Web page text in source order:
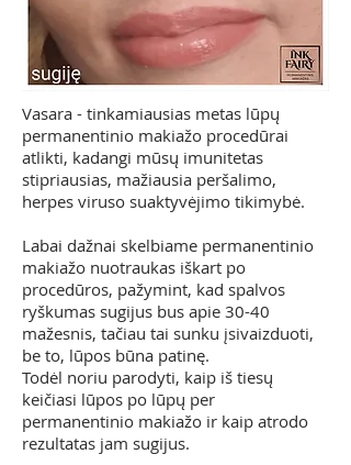
Vasara - tinkamiausias metas lūpų
permanentinio makiažo procedūrai
atlikti, kadangi mūsų imunitetas
stipriausias, mažiausia peršalimo,
herpes viruso suaktyvėjimo tikimybė.
Labai dažnai skelbiame permanentinio
makiažo nuotraukas iškart po
procedūros, pažymint, kad spalvos
ryškumas sugijus bus apie 30-40
mažesnis, tačiau tai sunku įsivaizduoti,
be to, lūpos būna patinę.
Todėl noriu parodyti, kaip iš tiesų
keičiasi lūpos po lūpų per
permanentinio makiažo ir kaip atrodo
rezultatas jam sugijus.